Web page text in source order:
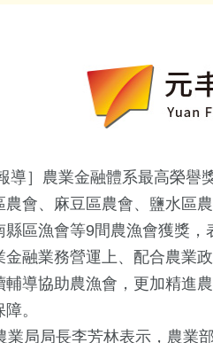
導］農業金融體系最高榮譽
會、麻豆區農會、鹽水區
區漁會等9間農漁會獲獎
金融業務營運上、配合農業
導協助農漁會，更加精進
。
局長李芳林表示，農業部